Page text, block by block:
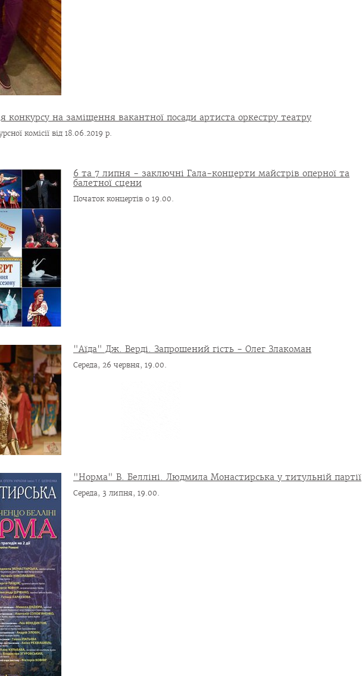
на заміщення вакантної посади артиста оркестру театру
комісії від 18.06.2019 р.
6 та 7 липня - заключні Гала-концерти майстрів оперної та
балетної сцени
Початок концертів о 19.00.
"Аїда" Дж. Верді. Запрошений гість - Олег Злакоман
Середа, 26 червня, 19.00.
"Норма" В. Белліні. Людмила Монастирська у титульній партії
Середа, 3 липня, 19.00.